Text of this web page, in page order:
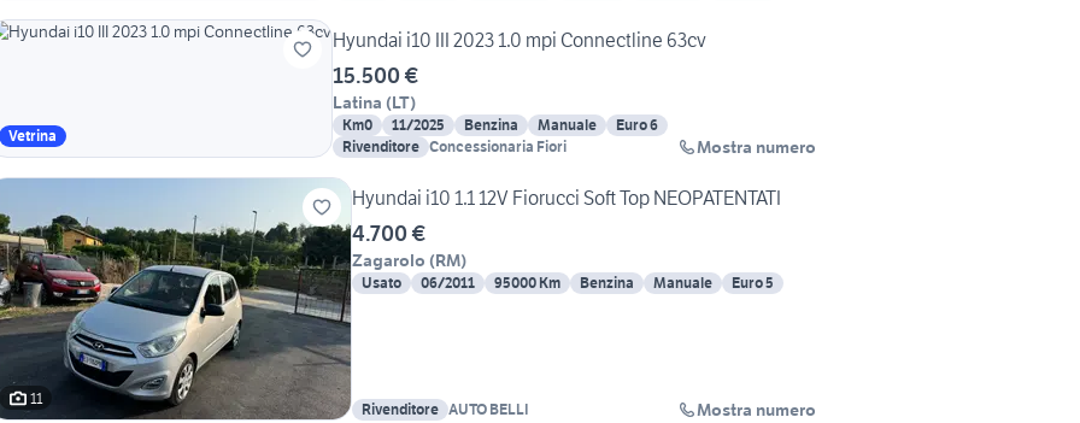
Vetrina
Hyundai i10 III 2023 1.0 mpi Connectline 63cv
15.500 €
Latina (LT)
Km0 11/2025 Benzina Manuale
Euro 6
Rivenditore Concessionaria Fiori Mostra numero
11
Hyundai i10 1.1 12V Fiorucci Soft Top NEOPATENTATI
4.700 €
Zagarolo (RM)
Usato 06/2011 95000 Km Benzina Manuale Euro 5
Rivenditore AUTO BELLI Mostra numero